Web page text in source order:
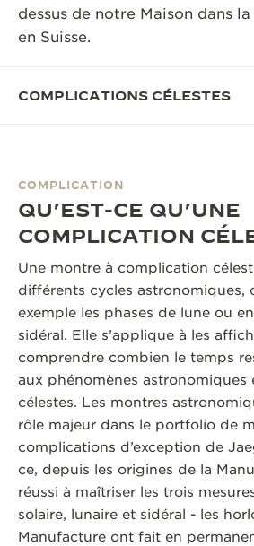
REVERSO, INTEMPORELLE
LE VIRTUOSE DU SON
L’ODYSSÉE SIDÉRALE
dessus de notre Maison dans
en Suisse.
COMPLICATIONS CÉLESTES
COMPLICATION
QU’EST-CE QU’UNE
COMPLICATION
Une montre à complication
différents cycles astronomiques,
exemple les phases de lune ou
sidéral. Elle s’applique à les
comprendre combien le temps
aux phénomènes astronomiques
célestes. Les montres
rôle majeur dans le portfolio de
complications d’exception de
ce, depuis les origines de la
réussi à maîtriser les trois
solaire, lunaire et sidéral - les
Manufacture ont fait en